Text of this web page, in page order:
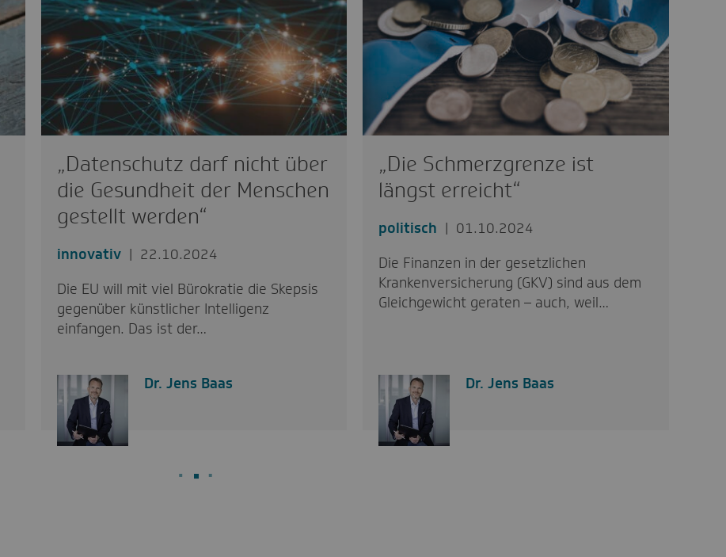
„Datenschutz darf nicht über
die Gesundheit der Menschen
gestellt werden“
innovativ
22.10.2024
Die EU will mit viel Bürokratie die Skepsis
gegenüber künstlicher Intelligenz
einfangen. Das ist der…
Dr. Jens Baas
„Die Schmerzgrenze ist
längst erreicht“
politisch
01.10.2024
Die Finanzen in der gesetzlichen
Krankenversicherung (GKV) sind aus dem
Gleichgewicht geraten – auch, weil…
Dr. Jens Baas